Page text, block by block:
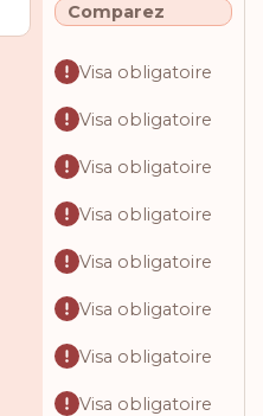
Comparez
Visa obligatoire
Visa obligatoire
Visa obligatoire
Visa obligatoire
Visa obligatoire
Visa obligatoire
Visa obligatoire
Visa obligatoire